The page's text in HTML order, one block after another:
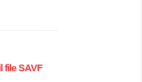
file SAVF